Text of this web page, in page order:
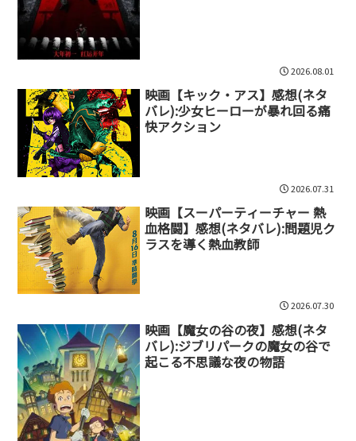
2026.08.01
映画【キック・アス】感想(ネタ
バレ):少女ヒーローが暴れ回る痛
快アクション
2026.07.31
映画【スーパーティーチャー 熱
血格闘】感想(ネタバレ):問題児ク
ラスを導く熱血教師
2026.07.30
映画【魔女の谷の夜】感想(ネタ
バレ):ジブリパークの魔女の谷で
起こる不思議な夜の物語